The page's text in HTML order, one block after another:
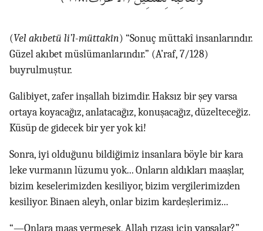
(Vel akıbetü li’l-müttakîn) “Sonuç müttakî insanlarındır.
Güzel akıbet müslümanlarındır.” (A’raf, 7/128)
buyrulmuştur.
Galibiyet, zafer inşallah bizimdir. Haksız bir şey varsa
ortaya koyacağız, anlatacağız, konuşacağız, düzelteceğiz.
Küsüp de gidecek bir yer yok ki!
Sonra, iyi olduğunu bildiğimiz insanlara böyle bir kara
leke vurmanın lüzumu yok... Onların aldıkları maaşlar,
bizim keselerimizden kesiliyor, bizim vergilerimizden
kesiliyor. Binaen aleyh, onlar bizim kardeşlerimiz...
“—Onlara maaş vermesek, Allah rızası için yapsalar?”